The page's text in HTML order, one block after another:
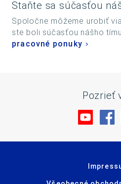
Staňte sa súčasťou
Spoločne môžeme urobiť
ste boli súčasťou nášho
pracovné ponuky
.
Pozrieť